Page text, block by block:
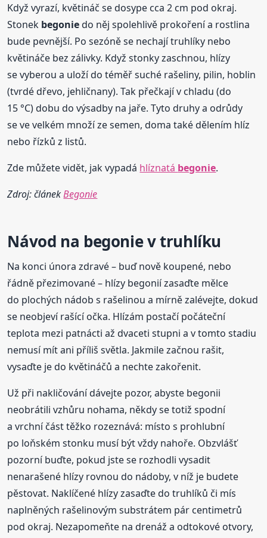
Když vyrazí, květináč se dosype cca 2 cm pod okraj.
Stonek begoniedo něj spolehlivě prokoření a rostlina
bude pevnější. Po sezóně se nechají truhlíky nebo
květináče bez zálivky. Když stonky zaschnou, hlízy
se vyberou a uloží do téměř suché rašeliny, pilin, hoblin
(tvrdé dřevo, jehličnany). Tak přečkají v chladu (do
15 °C) dobu do výsadby na jaře. Tyto druhy a odrůdy
se ve velkém množí ze semen, doma také dělením hlíz
nebo řízků z listů.
Zde můžete vidět, jak vypadá hlíznatá begonie.
Zdroj: článekBegonie
Návod na begoniev truhlíku
Na konci února zdravé – buď nově koupené, nebo
řádně přezimované – hlízy begonií zasaďte mělce
do plochých nádob s rašelinou a mírně zalévejte, dokud
se neobjeví rašící očka. Hlízám postačí počáteční
teplota mezi patnácti až dvaceti stupni a v tomto stadiu
nemusí mít ani příliš světla. Jakmile začnou rašit,
vysaďte je do květináčů a nechte zakořenit.
Už při nakličování dávejte pozor, abyste begonii
neobrátili vzhůru nohama, někdy se totiž spodní
a vrchní část těžko rozeznává: místo s prohlubní
po loňském stonku musí být vždy nahoře. Obzvlášť
pozorní buďte, pokud jste se rozhodli vysadit
nenarašené hlízy rovnou do nádoby, v níž je budete
pěstovat. Naklíčené hlízy zasaďte do truhlíků či mís
naplněných rašelinovým substrátem pár centimetrů
pod okraj. Nezapomeňte na drenáž a odtokové otvory,